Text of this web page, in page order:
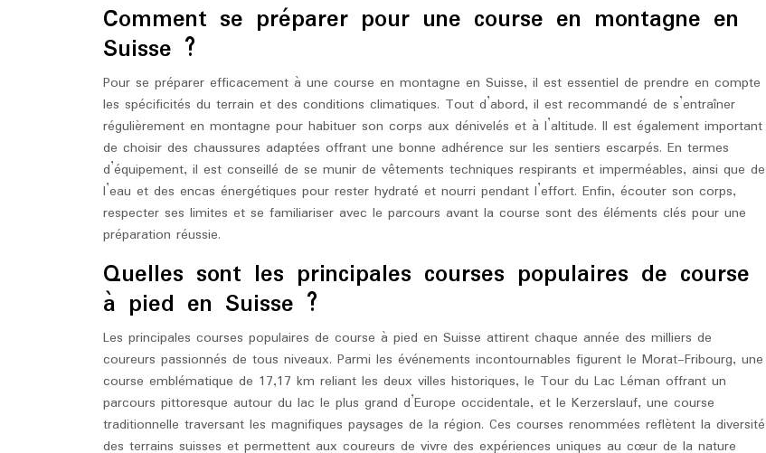
Comment se préparer pour une course en montagne en
Suisse ?
Pour se préparer efficacement à une course en montagne en Suisse, il est essentiel de prendre en compte
les spécificités du terrain et des conditions climatiques. Tout d’abord, il est recommandé de s’entraîner
régulièrement en montagne pour habituer son corps aux dénivelés et à l’altitude. Il est également important
de choisir des chaussures adaptées offrant une bonne adhérence sur les sentiers escarpés. En termes
d’équipement, il est conseillé de se munir de vêtements techniques respirants et imperméables, ainsi que de
l’eau et des encas énergétiques pour rester hydraté et nourri pendant l’effort. Enfin, écouter son corps,
respecter ses limites et se familiariser avec le parcours avant la course sont des éléments clés pour une
préparation réussie.
Quelles sont les principales courses populaires de course
à pied en Suisse ?
Les principales courses populaires de course à pied en Suisse attirent chaque année des milliers de
coureurs passionnés de tous niveaux. Parmi les événements incontournables figurent le Morat-Fribourg, une
course emblématique de 17,17 km reliant les deux villes historiques, le Tour du Lac Léman offrant un
parcours pittoresque autour du lac le plus grand d’Europe occidentale, et le Kerzerslauf, une course
traditionnelle traversant les magnifiques paysages de la région. Ces courses renommées reflètent la diversité
des terrains suisses et permettent aux coureurs de vivre des expériences uniques au cœur de la nature